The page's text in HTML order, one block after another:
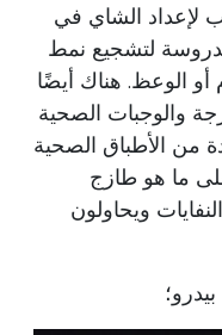
لإعداد الشاي في
لتشجيع نمط
أو الوعظ. هناك أيضًا
والوجبات الصحية
من الأطباق الصحية
ما هو طازج
ويحاولون